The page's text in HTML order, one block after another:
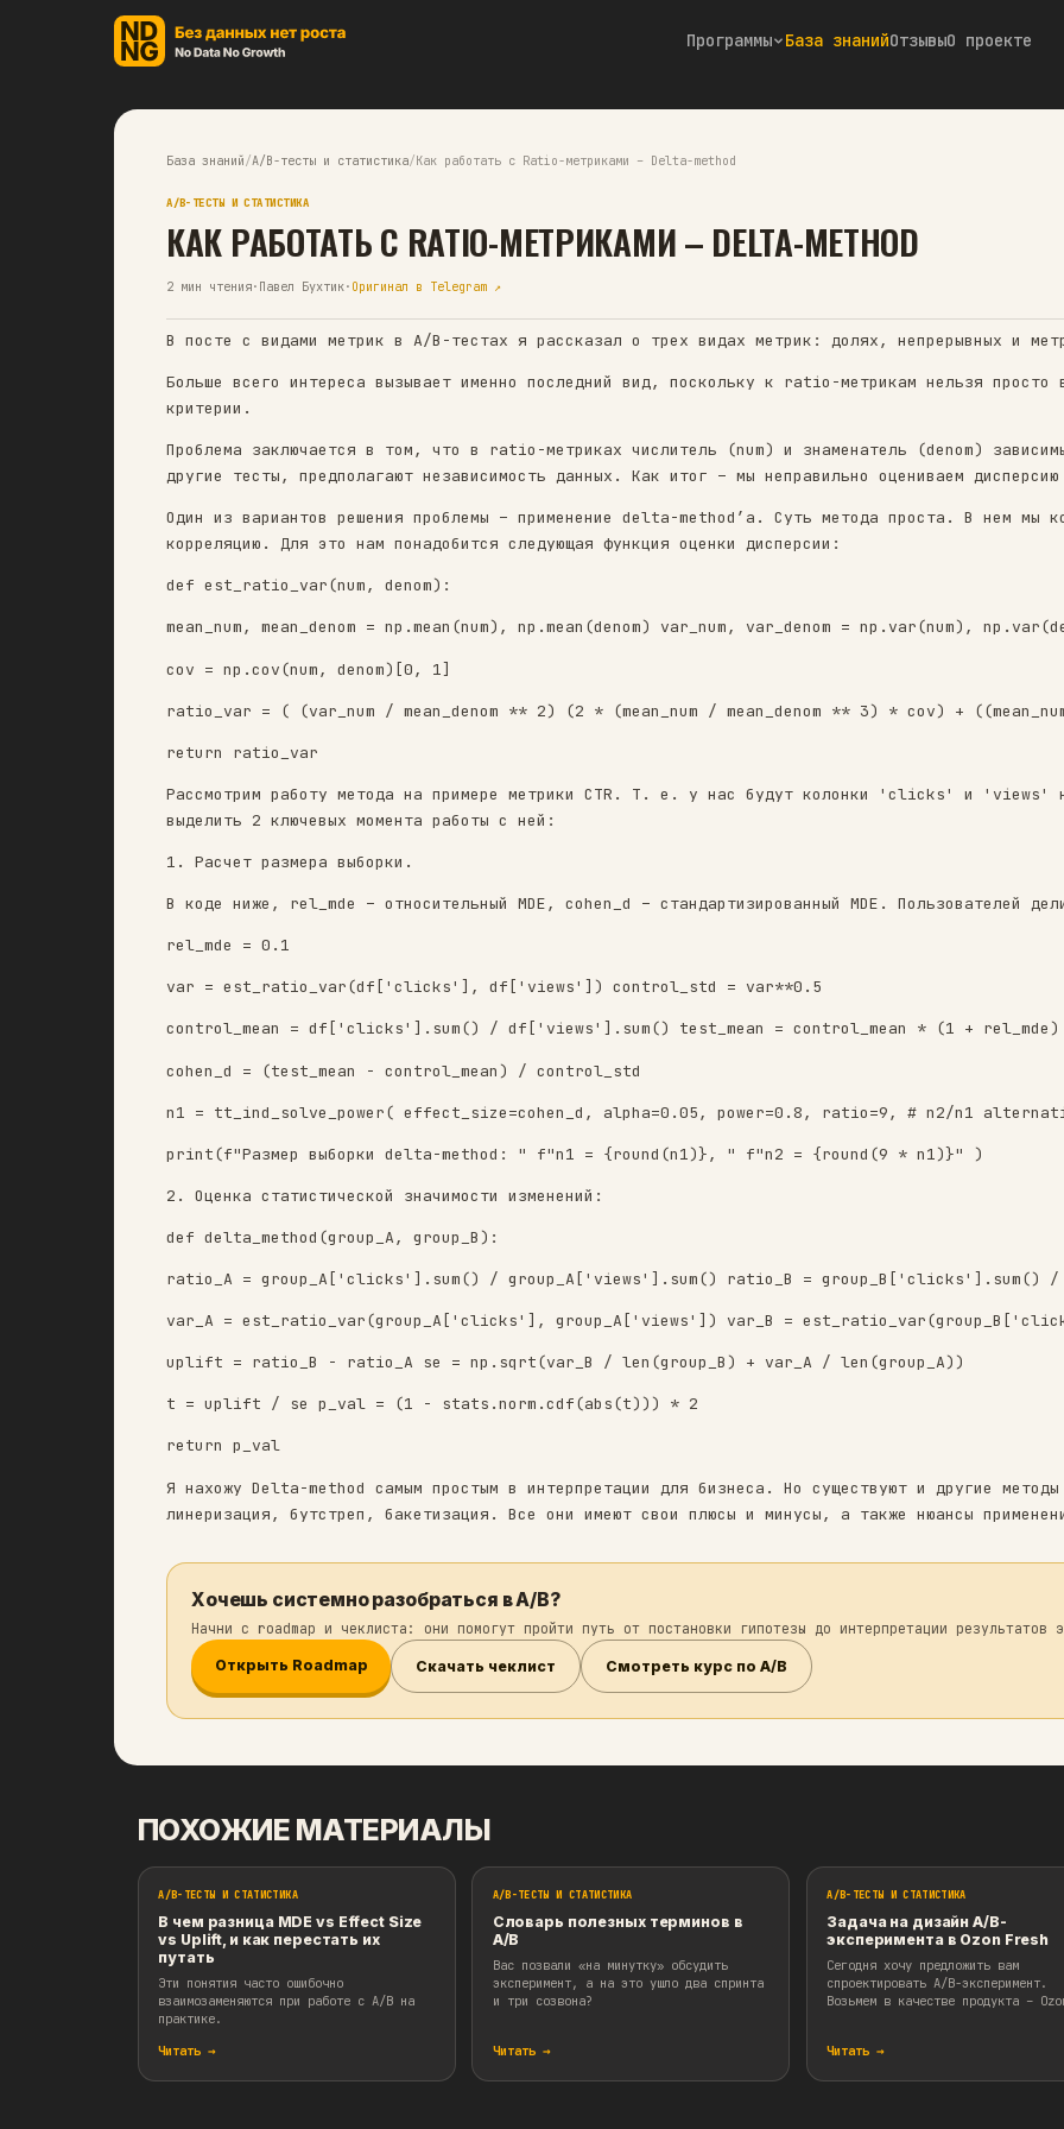
Программы База знанийОтзывыО проекте
База знаний/A/B-тесты и статистика
A/B-ТЕСТЫ И СТАТИСТИКА
КАК РАБОТАТЬ С RATIO-МЕТРИКАМИ – DELTA-
2 мин чтения·Павел Бухтик· Оригинал в Telegram ↗
В посте с видами метрик в A/B-тестах я рассказал о трех видах метрик:
Больше всего интереса вызывает именно последний вид, поскольку к ratio-
Проблема заключается в том, что в ratio-метриках числитель (num) и
другие тесты, предполагают независимость данных. Как итог – мы неправильно
Один из вариантов решения проблемы – применение delta-method’а. Суть
корреляцию. Для это нам понадобится следующая функция оценки дисперсии:
def est_ratio_var(num, denom):
mean_num, mean_denom = np.mean(num), np.mean(denom) var_num, var_denom
cov = np.cov(num, denom)[0, 1]
ratio_var = ( (var_num / mean_denom ** 2) (2 * (mean_num / mean_denom **
return ratio_var
выделить 2 ключевых момента работы с ней:
В коде ниже, rel_mde – относительный MDE, cohen_d – стандартизированный
rel_mde = 0.1
var = est_ratio_var(df['clicks'], df['views']) control_std = var**0.5
n1 = tt_ind_solve_power( effect_size=cohen_d, alpha=0.05, power=0.8,
print(f"Размер выборки delta-method: " f"n1 = {round(n1)}, " f"n2 =
2. Оценка статистической значимости изменений:
def delta_method(group_A, group_B):
ratio_A = group_A['clicks'].sum() / group_A['views'].sum() ratio_B =
var_A = est_ratio_var(group_A['clicks'], group_A['views']) var_B =
uplift = ratio_B - ratio_A se = np.sqrt(var_B / len(group_B) + var_A /
t = uplift / se p_val = (1 - stats.norm.cdf(abs(t))) * 2
return p_val
Я нахожу Delta-method самым простым в интерпретации для бизнеса. Но
линеризация, бутстреп, бакетизация. Все они имеют свои плюсы и минусы, а
Хочешь системно разобраться в A/B?
Начни с roadmap и чеклиста: они помогут пройти путь от постановки гипотезы до